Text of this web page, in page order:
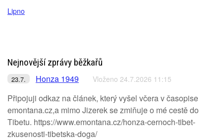
Lipno
Nejnovější zprávy běžkařů
23.7. Honza 1949 Vloženo 24.7.2026 11:15
Připojuji odkaz na článek, který vyšel včera v časopise
emontana.cz,a mimo Jizerek se zmiňuje o mé cestě do
Tibetu. https://www.emontana.cz/honza-cernoch-tibet-
zkusenosti-tibetska-doga/